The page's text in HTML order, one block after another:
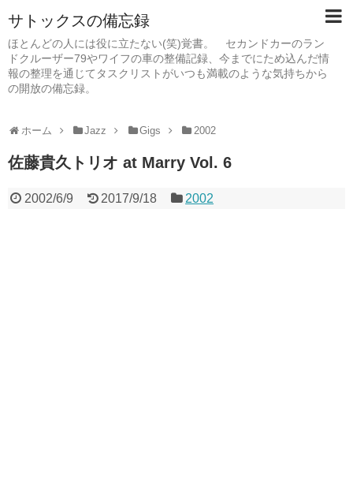
サトックスの備忘録
ほとんどの人には役に立たない(笑)覚書。 セカンドカーのラン
ドクルーザー79やワイフの車の整備記録、今までにため込んだ情
報の整理を通じてタスクリストがいつも満載のような気持ちから
の開放の備忘録。
ホーム Jazz Gigs 2002
佐藤貴久トリオ at Marry Vol. 6
2002/6/9 2017/9/18 2002